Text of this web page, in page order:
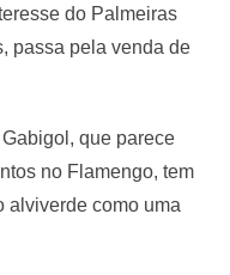
do Palmeiras
passa pela venda de
que parece
no Flamengo, tem
alviverde como uma